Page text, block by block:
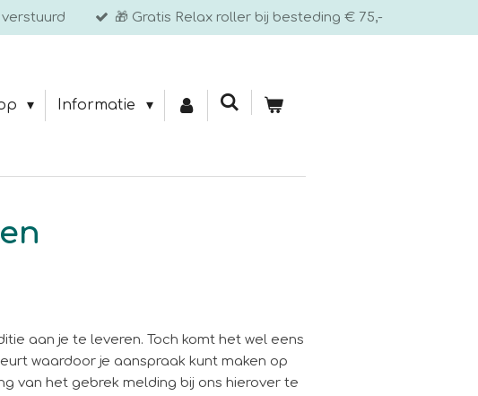
🎁 Gratis Relax roller bij besteding € 75,-
Informatie
aan je te leveren. Toch komt het wel eens
waardoor je aanspraak kunt maken op
van het gebrek melding bij ons hierover te